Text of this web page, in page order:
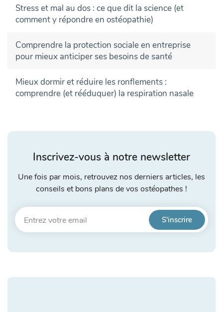
Stress et mal au dos : ce que dit la science (et
comment y répondre en ostéopathie)
Comprendre la protection sociale en entreprise
pour mieux anticiper ses besoins de santé
Mieux dormir et réduire les ronflements :
comprendre (et rééduquer) la respiration nasale
Inscrivez-vous à notre newsletter
Une fois par mois, retrouvez nos derniers articles, les
conseils et bons plans de vos ostéopathes !